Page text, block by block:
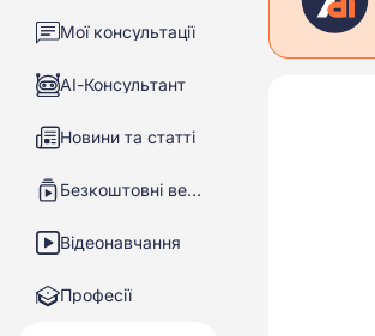
Мої консультації
АІ-Консультант
Новини та статті
Безкоштовні вебінари
Відеонавчання
Професії